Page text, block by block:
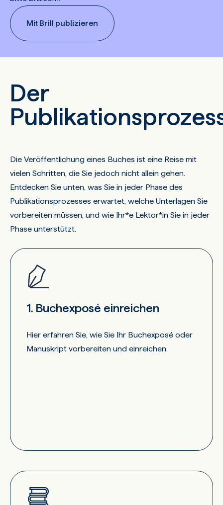
Mit Brill publizieren
Der
Die Veröffentlichung eines Buches ist eine Reise mit
vielen Schritten, die Sie jedoch nicht allein gehen.
Entdecken Sie unten, was Sie in jeder Phase des
Publikationsprozesses erwartet, welche Unterlagen Sie
vorbereiten müssen, und wie Ihr*e Lektor*in Sie in jeder
Phase unterstützt.
1. Buchexposé einreichen
Hier erfahren Sie, wie Sie Ihr Buchexposé oder
Manuskript vorbereiten und einreichen.